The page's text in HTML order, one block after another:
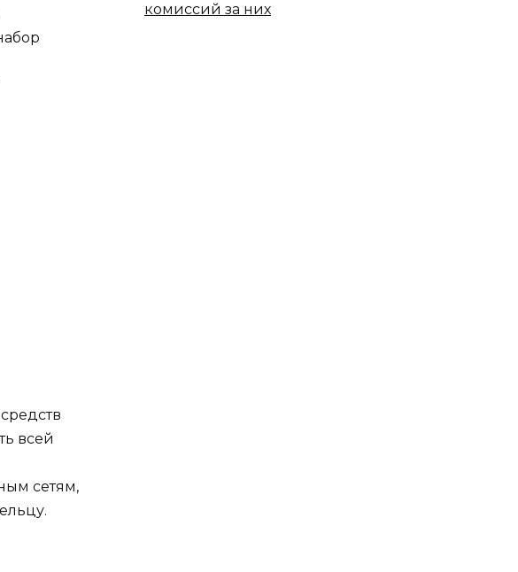
всей
сетям,
комиссий за них